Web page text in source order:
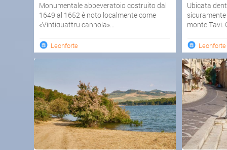
Monumentale abbeveratoio costruito dal
1649 al 1652 è noto localmente come
«Vintiquattru cannola»...
Leonforte
Ubicata
monte Tavi.
Leonforte